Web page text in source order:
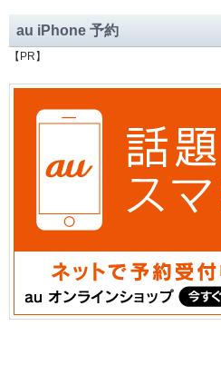
au iPhone 予約
【PR】